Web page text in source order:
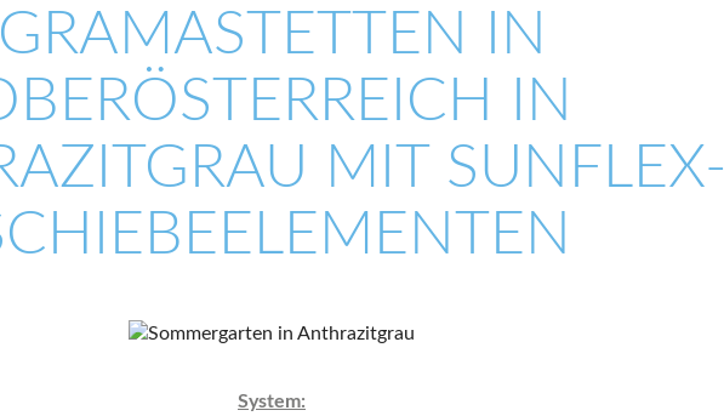
IN
IN
MIT SUNFLEX-
System: